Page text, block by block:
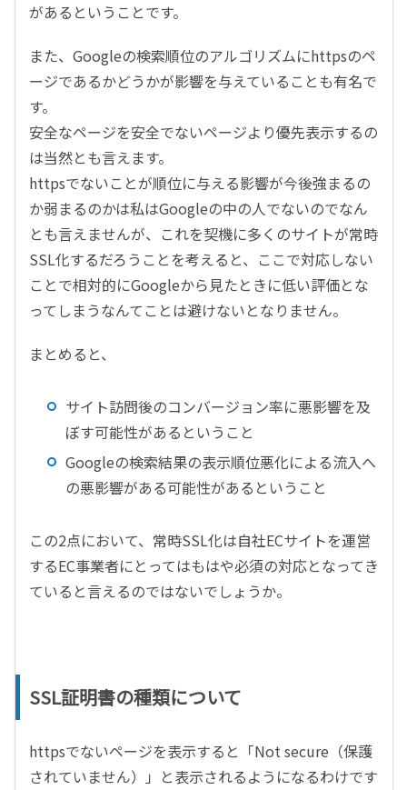
があるということです。
また、Googleの検索順位のアルゴリズムにhttpsのペ
ージであるかどうかが影響を与えていることも有名で
す。
安全なページを安全でないページより優先表示するの
は当然とも言えます。
httpsでないことが順位に与える影響が今後強まるの
か弱まるのかは私はGoogleの中の人でないのでなん
とも言えませんが、これを契機に多くのサイトが常時
SSL化するだろうことを考えると、ここで対応しない
ことで相対的にGoogleから見たときに低い評価とな
ってしまうなんてことは避けないとなりません。
まとめると、
サイト訪問後のコンバージョン率に悪影響を及
ぼす可能性があるということ
Googleの検索結果の表示順位悪化による流入へ
の悪影響がある可能性があるということ
この2点において、常時SSL化は自社ECサイトを運営
するEC事業者にとってはもはや必須の対応となってき
ていると言えるのではないでしょうか。
SSL証明書の種類について
httpsでないページを表示すると「Not secure（保護
されていません）」と表示されるようになるわけです